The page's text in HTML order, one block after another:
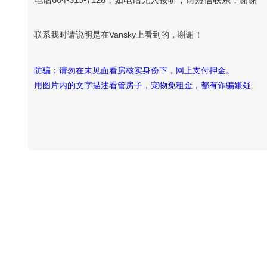
联系我时请说明是在Vansky上看到的，谢谢！
防骗：请勿在未见面看房核实身份下，网上支付押金。
用图片内的文字描述看管房子，宠物免租金，都有诈骗嫌疑